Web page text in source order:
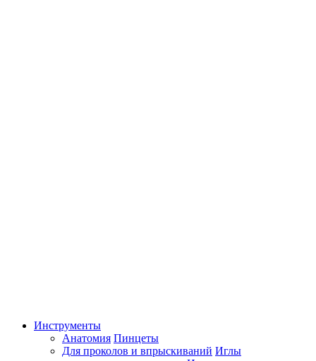
Инструменты
Анатомия Пинцеты
Для проколов и впрыскиваний Иглы